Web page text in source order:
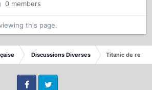
0 members
this page.
Discussions Diverses Titanic de